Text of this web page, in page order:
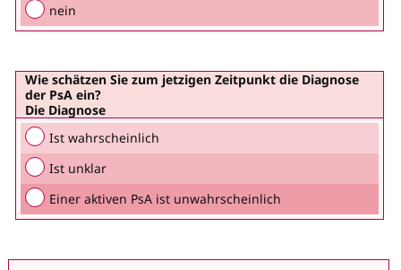
nein
Wie schätzen Sie zum jetzigen Zeitpunkt dieDiagnose
der PsA ein?
Die Diagnose
Ist wahrscheinlich
Ist unklar
Einer aktiven PsA ist unwahrscheinlich